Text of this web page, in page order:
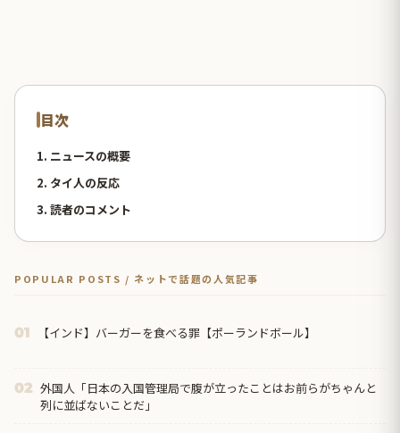
目次
1. ニュースの概要
2. タイ人の反応
3. 読者のコメント
POPULAR POSTS / ネットで話題の人気記事
01 【インド】バーガーを食べる罪【ポーランドボール】
02 外国人「日本の入国管理局で腹が立ったことはお前らがちゃんと
列に並ばないことだ」